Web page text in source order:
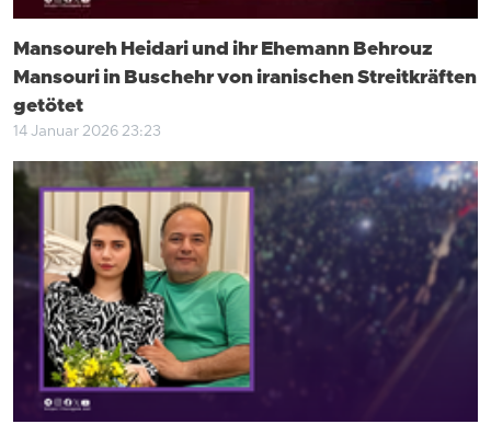
Mansoureh Heidari und ihr Ehemann Behrouz
Mansouri in Buschehr von iranischen Streitkräften
getötet
14 Januar 2026 23:23